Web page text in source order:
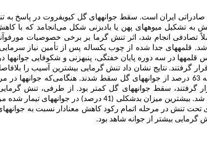
صادراتی ایران است. سقط جوانه‏های گل کیوی‏فروت در پاسخ
به تشکیل میوه‏های پهن یا بادبزنی شکل می‌انجامد که با
انجام شد، اثر تنش گرما بر برخی خصوصیات
قلمه‏های جدا شده از چوب یکساله پس از تأمین نیاز
خفتگی، پنبه‏زنی و شکوفایی
شب/روز به مدت 72 ساعت) قرار گرفتند. نتایج نشان داد تنش گرمایی بیشترین آسیب را
خفتگی داشته است. به‏طوری‏که در این مرحله 63 درصد از جوانه‏های گل سقط شدند. هنگامی‌که
گرفتند، سقط جوانه‏های گل کمتر بود. از طرفی، تنش
فنولوژی جوانه موجب بد‏شکلی جوانه‏های گل شد. بیشترین میزان بدشکلی
تحت تنش در مرحله اتمام رکود کاهش معنا‏دار نسبت به
بیشتر از جوانه شاهد بود.